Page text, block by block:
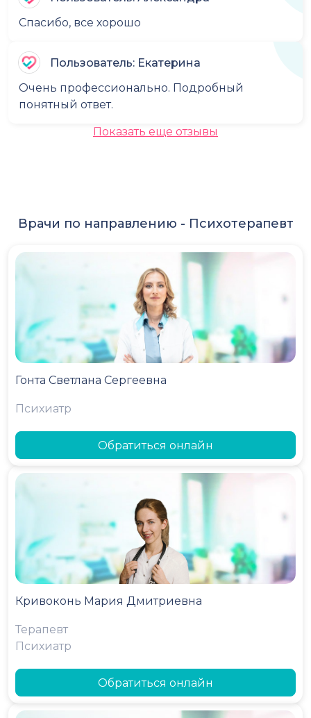
Спасибо, все хорошо
Пользователь: Екатерина
Очень профессионально. Подробный
понятный ответ.
Показать еще отзывы
Врачи по направлению - Психотерапевт
Гонта Светлана Сергеевна
Психиатр
Обратиться онлайн
Кривоконь Мария Дмитриевна
Терапевт
Психиатр
Обратиться онлайн